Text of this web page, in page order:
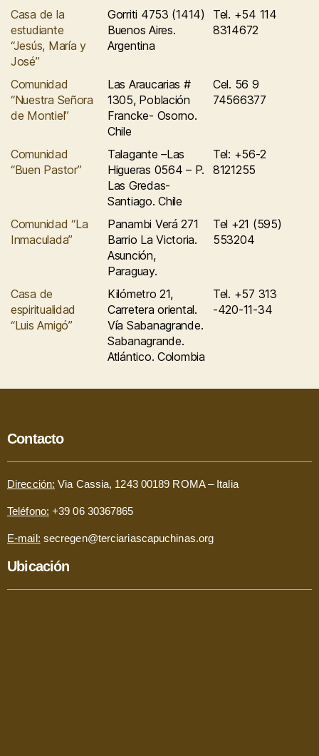
Casa de la
estudiante
“Jesús, María y
José”
Gorriti 4753 (1414)
Buenos Aires.
Argentina
Tel. +54 114
8314672
Comunidad
“Nuestra Señora
de Montiel”
Las Araucarias #
1305, Población
Francke- Osorno.
Chile
Cel. 56 9
74566377
Comunidad
“Buen Pastor”
Talagante –Las
Higueras 0564 – P.
Las Gredas-
Santiago. Chile
Tel: +56-2
8121255
Comunidad “La
Inmaculada”
Panambi Verá 271
Barrio La Victoria.
Asunción,
Paraguay.
Tel +21 (595)
553204
Casa de
espiritualidad
“Luis Amigó”
Kilómetro 21,
Carretera oriental.
Vía Sabanagrande.
Sabanagrande.
Atlántico. Colombia
Tel. +57 313
-420-11-34
Contacto
Dirección: Via Cassia, 1243 00189 ROMA – Italia
Teléfono: +39 06 30367865
E-mail: secregen@terciariascapuchinas.org
Ubicación